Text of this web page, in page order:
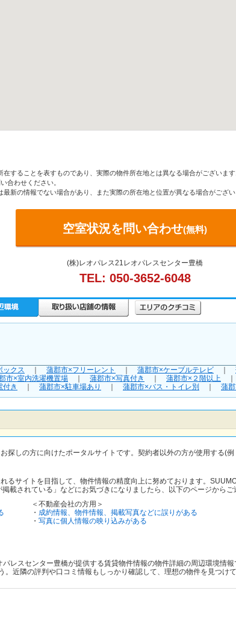
することを表すものであり、実際の物件所在地とは異なる場合がございます
合わせください。
新の情報でない場合があり、また実際の所在地と位置が異なる場合がござい
空室状況を問い合わせ(無料)
(株)レオパレス21レオパレスセンター豊橋
TEL: 050-3652-6048
ックス 蒲郡市×フリーレント 蒲郡市×ケーブルテレビ
市×室内洗濯機置場
蒲郡市×写真付き 蒲郡市×２階以上
付き
蒲郡市×駐車場あり 蒲郡市×バス・トイレ別 蒲
探しの方に向けたポータルサイトです。契約者以外の方が使用する(
るサイトを目指して、物件情報の精度向上に努めております。
載されている」などにお気づきになりましたら、以下のページからご
＜不動産会社の方用＞
・ 成約情報、物件情報、掲載写真などに誤りがある
・ 写真に個人情報の映り込みがある
レスセンター豊橋が提供する賃貸物件情報の物件詳細の周辺環境情
近隣の評判や口コミ情報もしっかり確認して、理想の物件を見つけて